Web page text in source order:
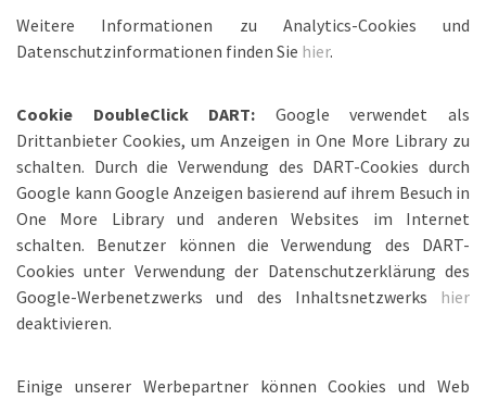
Weitere Informationen zu Analytics-Cookies und
Datenschutzinformationen finden Sie hier.
Cookie DoubleClick DART: Google verwendet als
Drittanbieter Cookies, um Anzeigen in One More Library zu
schalten. Durch die Verwendung des DART-Cookies durch
Google kann Google Anzeigen basierend auf ihrem Besuch in
One More Library und anderen Websites im Internet
schalten. Benutzer können die Verwendung des DART-
Cookies unter Verwendung der Datenschutzerklärung des
Google-Werbenetzwerks und des Inhaltsnetzwerks hier
deaktivieren.
Einige unserer Werbepartner können Cookies und Web